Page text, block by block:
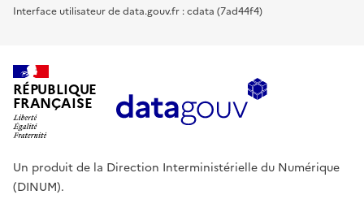
Interface utilisateur de data.gouv.fr : cdata (7ad44f4)
RÉPUBLIQUE
FRANÇAISE
Un produit de la Direction Interministérielle du Numérique
(DINUM).